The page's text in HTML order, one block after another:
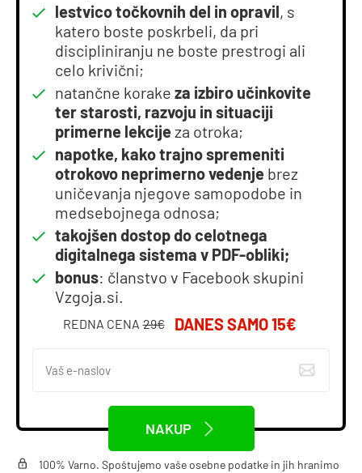
lestvico točkovnih del in opravil, s
katero boste poskrbeli, da pri
discipliniranju ne boste prestrogi ali
celo krivični;
natančne korake za izbiro učinkovite
ter starosti, razvoju in situaciji
primerne lekcijeza otroka;
napotke, kako trajno spremeniti
otrokovo neprimerno vedenje brez
uničevanja njegove samopodobe in
medsebojnega odnosa;
takojšen dostop do celotnega
digitalnega sistema v PDF-obliki;
bonus: članstvo v Facebook skupini
Vzgoja.si.
REDNA CENA 29€ DANES SAMO 15€
NAKUP
100% Varno. Spoštujemo vaše osebne podatke in jih hranimo